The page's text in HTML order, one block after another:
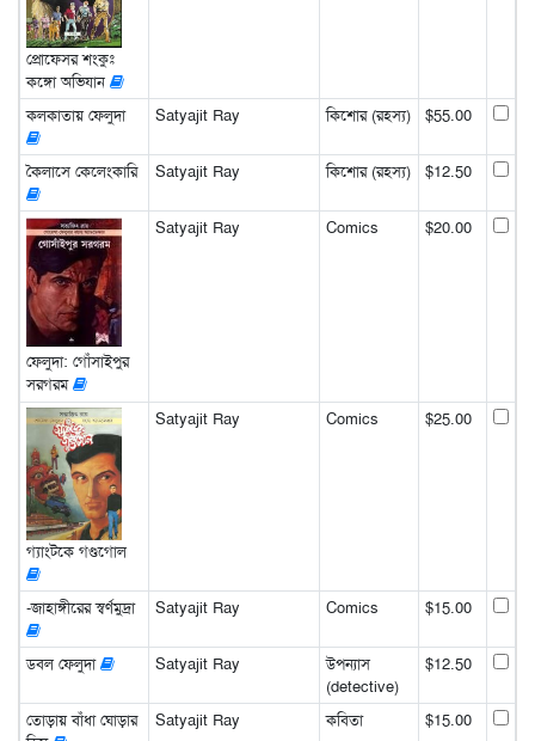
প্রোফেসর শংকুঃ
কঙ্গো অভিযান
কলকাতায় ফেলুদা
Satyajit Ray কিশোর (রহস্য) $55.00
কৈলাসে কেলেংকারি Satyajit Ray কিশোর (রহস্য) $12.50
ফেলুদা: গোঁসাইপুর
সরগরম
Satyajit Ray Comics $20.00
গ্যাংটকে গণ্ডগোল
Satyajit Ray Comics $25.00
-জাহাঙ্গীরের স্বর্ণমুদ্রা Satyajit Ray Comics $15.00
ডবল ফেলুদা Satyajit Ray
উপন্যাস
(detective)
$12.50
তোড়ায় বাঁধা ঘোড়ার
Satyajit Ray কবিতা $15.00